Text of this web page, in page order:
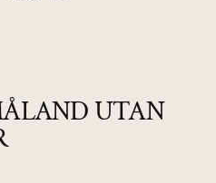
UTAN